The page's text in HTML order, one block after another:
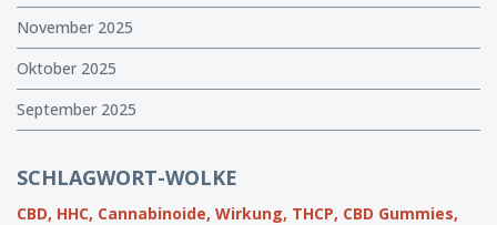
November 2025
Oktober 2025
September 2025
SCHLAGWORT-WOLKE
CBD, HHC, Cannabinoide, Wirkung, THCP, CBD Gummies,